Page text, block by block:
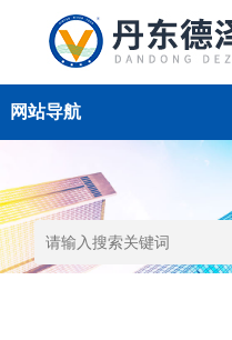
网站导航